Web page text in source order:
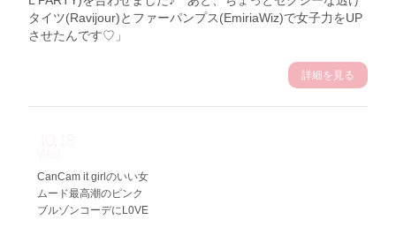
タイツ(Ravijour)とファーパンプス(EmiriaWiz)で女子力をUP
させたんです♡」
詳細を見る
10.18
Wed
CanCam it girlのいい女
ムード最高潮のピンク
ブルゾンコーデにL0VE